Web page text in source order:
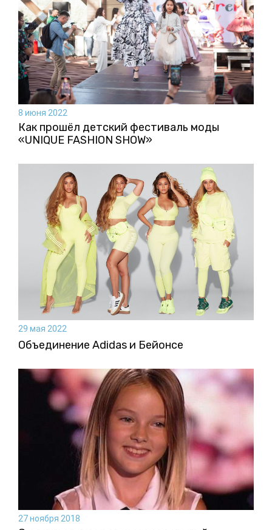
8 июня 2022
Как прошёл детский фестиваль моды
«UNIQUE FASHION SHOW»
29 мая 2022
Объединение Adidas и Бейонсе
27 ноября 2018